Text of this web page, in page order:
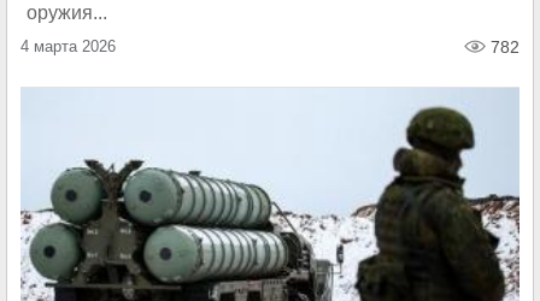
оружия...
4 марта 2026 782